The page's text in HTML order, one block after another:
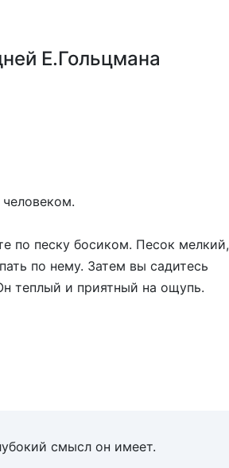
Е.Гольцмана
по песку босиком. Песок мелкий,
по нему. Затем вы садитесь
теплый и приятный на ощупь.
смысл он имеет.